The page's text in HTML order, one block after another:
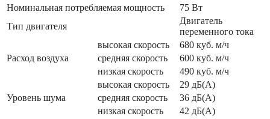
Номинальная потребляемая мощность
75 Вт
Тип двигателя
Двигатель
переменного тока
Расход воздуха
высокая скорость
680 куб. м/ч
средняя скорость
600 куб. м/ч
низкая скорость
490 куб. м/ч
Уровень шума
высокая скорость
29 дБ(А)
средняя скорость
36 дБ(А)
низкая скорость
42 дБ(А)